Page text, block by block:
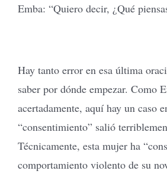
Emba: “Quiero decir, ¿Qué
Hay tanto error en esa última
saber por dónde empezar. Como
acertadamente, aquí hay un caso
“consentimiento” salió
Técnicamente, esta mujer ha
comportamiento violento de su